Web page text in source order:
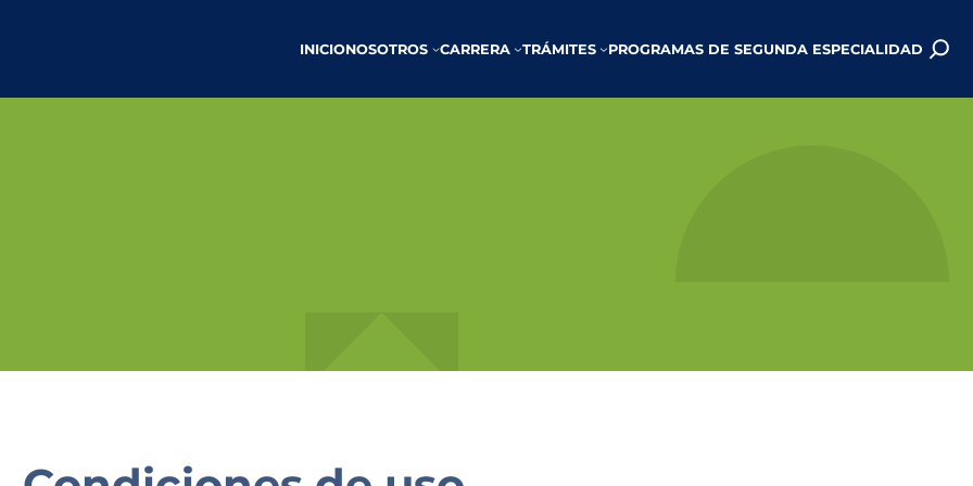
INICIONOSOTROS CARRERA TRÁMITES PROGRAMAS DE SEGUNDA ESPECIALIDAD